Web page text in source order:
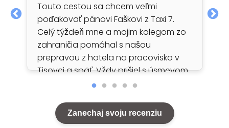
Touto cestou sa chcem veľmi
poďakovať pánovi Faškovi z Taxi 7.
Celý týždeň mne a mojim kolegom zo
zahraničia pomáhal s našou
prepravou z hotela na pracovisko v
Tisovci a späť. Vždy prišiel s úsmevom
na tvári, bol veľmi milý, komunikatívny
pred dohodnutým časom, nikdy
nemaškal. Čo je ale najdôležitejšie
Zanechaj svoju recenziu